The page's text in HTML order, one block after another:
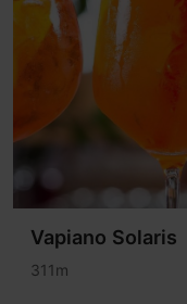
Vapiano Solaris
311m